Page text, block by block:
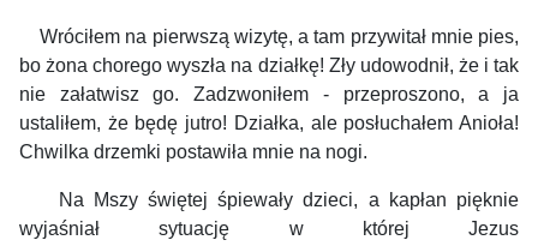
Wróciłem na pierwszą wizytę, a tam przywitał mnie pies,
bo żona chorego wyszła na działkę! Zły udowodnił, że i tak
nie załatwisz go. Zadzwoniłem - przeproszono, a ja
ustaliłem, że będę jutro! Działka, ale posłuchałem Anioła!
Chwilka drzemki postawiła mnie na nogi.
Na Mszy świętej śpiewały dzieci, a kapłan pięknie
wyjaśniał sytuację w której Jezus